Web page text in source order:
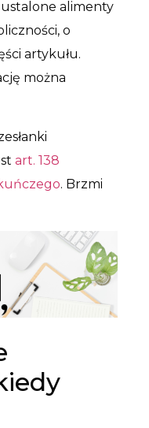
alimenty
o
artykułu.
można
art. 138
. Brzmi